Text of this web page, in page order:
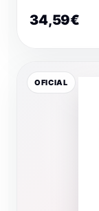
34,59€
OFICIAL